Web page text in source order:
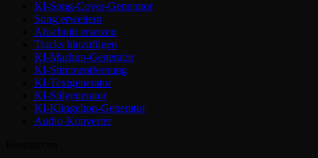
KI-Song-Cover-Generator
Song erweitern
Abschnitt ersetzen
Tracks hinzufügen
KI-Mashup-Generator
KI-Stimmentfernung
KI-Textgenerator
KI-Stilgenerator
KI-Klingelton-Generator
Audio-Konverter